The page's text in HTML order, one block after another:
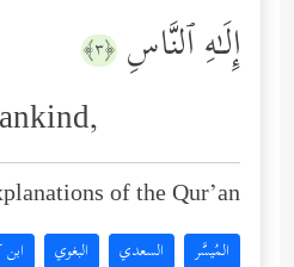
إِلَـٰهِ ٱلنَّاسِ ﴿٣﴾
of the Qur’an:
المُيسَّر السعدي البغوي ابن